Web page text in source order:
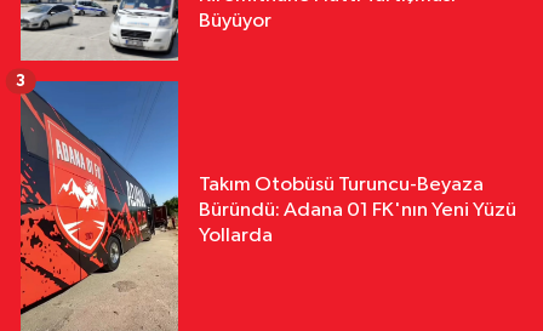
Büyüyor
Takım Otobüsü Turuncu-Beyaza
Büründü: Adana 01 FK'nın Yeni Yüzü
Yollarda
3